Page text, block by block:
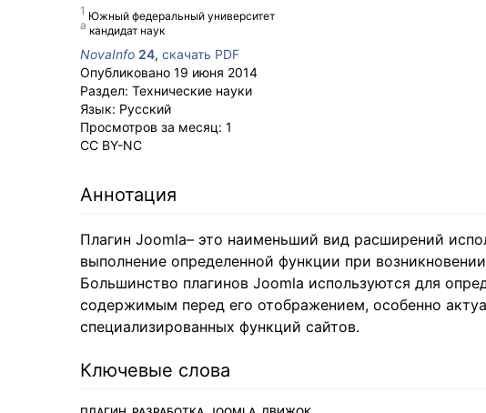
Южный федеральный университет
кандидат наук
NovaInfo 24, скачать PDF
Опубликовано 19 июня 2014
Раздел: Технические науки
Язык: Русский
Просмотров за месяц: 1
CC BY-NC
Аннотация
Плагин Joomla– это наименьший вид расширений
выполнение определенной функции при
Большинство плагинов Joomla используются для
содержимым перед его отображением, особенно
специализированных функций сайтов.
Ключевые слова